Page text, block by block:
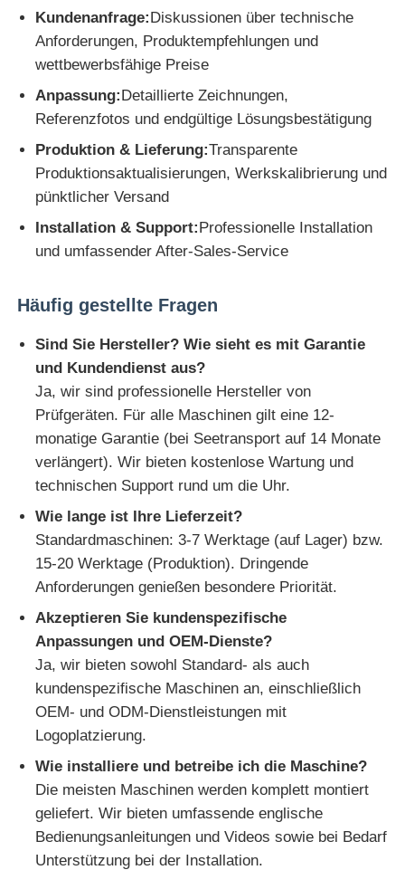
Kundenanfrage:Diskussionen über technische
Anforderungen, Produktempfehlungen und
wettbewerbsfähige Preise
Anpassung:Detaillierte Zeichnungen,
Referenzfotos und endgültige Lösungsbestätigung
Produktion & Lieferung:Transparente
Produktionsaktualisierungen, Werkskalibrierung und
pünktlicher Versand
Installation & Support:Professionelle Installation
und umfassender After-Sales-Service
Häufig gestellte Fragen
Sind Sie Hersteller? Wie sieht es mit Garantie
und Kundendienst aus?
Ja, wir sind professionelle Hersteller von
Prüfgeräten. Für alle Maschinen gilt eine 12-
monatige Garantie (bei Seetransport auf 14 Monate
verlängert). Wir bieten kostenlose Wartung und
technischen Support rund um die Uhr.
Wie lange ist Ihre Lieferzeit?
Standardmaschinen: 3-7 Werktage (auf Lager) bzw.
15-20 Werktage (Produktion). Dringende
Anforderungen genießen besondere Priorität.
Akzeptieren Sie kundenspezifische
Anpassungen und OEM-Dienste?
Ja, wir bieten sowohl Standard- als auch
kundenspezifische Maschinen an, einschließlich
OEM- und ODM-Dienstleistungen mit
Logoplatzierung.
Wie installiere und betreibe ich die Maschine?
Die meisten Maschinen werden komplett montiert
geliefert. Wir bieten umfassende englische
Bedienungsanleitungen und Videos sowie bei Bedarf
Unterstützung bei der Installation.